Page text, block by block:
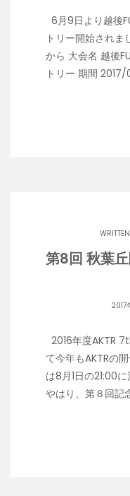
6月9日より越後
トリー開始され
から 大会名 越後
トリー 期間
第8回 秋葉
2017
2016年度AKTR
て今年もAKTRの
は8月1日の21:00
やはり、第８回記